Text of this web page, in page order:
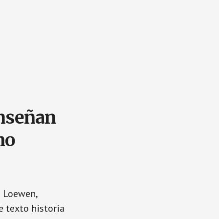
texto historia